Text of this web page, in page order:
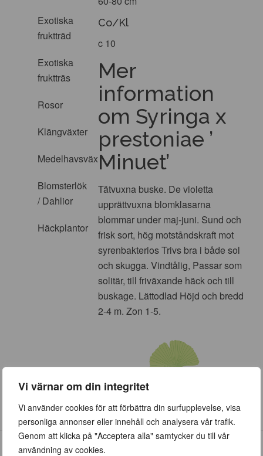
Vi värnar om din integritet
Vi använder cookies för att förbättra din surfupplevelse, visa
personliga annonser eller innehåll och analysera vår trafik.
Genom att klicka på "Acceptera alla" samtycker du till vår
användning av cookies.
Exotiska
fruktträd
Exotiska
fruktträs
Rosor
Klängväxter
Medelhavsväxter
Blomsterlök
/ Dahlior
Häckplantor
Co/Kl
c 10
Mer
information
om Syringa x
prestoniae ’
Minuet’
Tätvuxna buske. De violetta
upprättvuxna blomklasarna
blommar under maj-juni. Sund och
frisk sort, hög motståndskraft mot
syrenbakterios Trivs bra i både sol
och skugga. Vindtålig, Passar som
solitär, till friväxande häck och till
buskage. Lättodlad Höjd och bredd
2-4 m. Zon 1-5.